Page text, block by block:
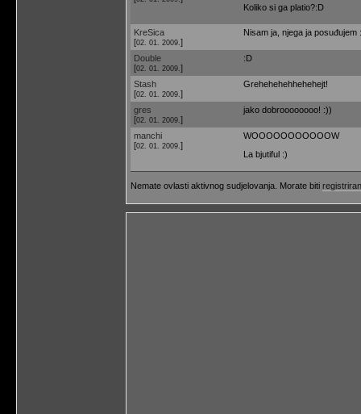
Koliko si ga platio?:D
KreSica
[02. 01. 2009. ]
Nisam ja, njega ja posuđujem
Double
[02. 01. 2009. ]
:D
Stash
[02. 01. 2009. ]
Grehehehehhehehejt!
gres
[02. 01. 2009. ]
jako dobroooooooo! :))
manchi
[02. 01. 2009. ]
WOOOOOOOOOOOW
La bjutiful :)
Nemate ovlasti aktivnog sudjelovanja. Morate biti